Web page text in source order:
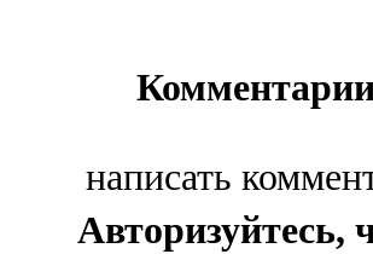
написать
Авторизуйтесь,